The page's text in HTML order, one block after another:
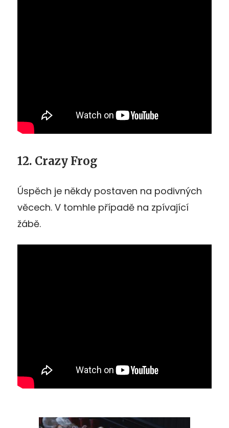
12. Crazy Frog
Úspěch je někdy postaven na podivných
věcech. V tomhle případě na zpívající
žábě.